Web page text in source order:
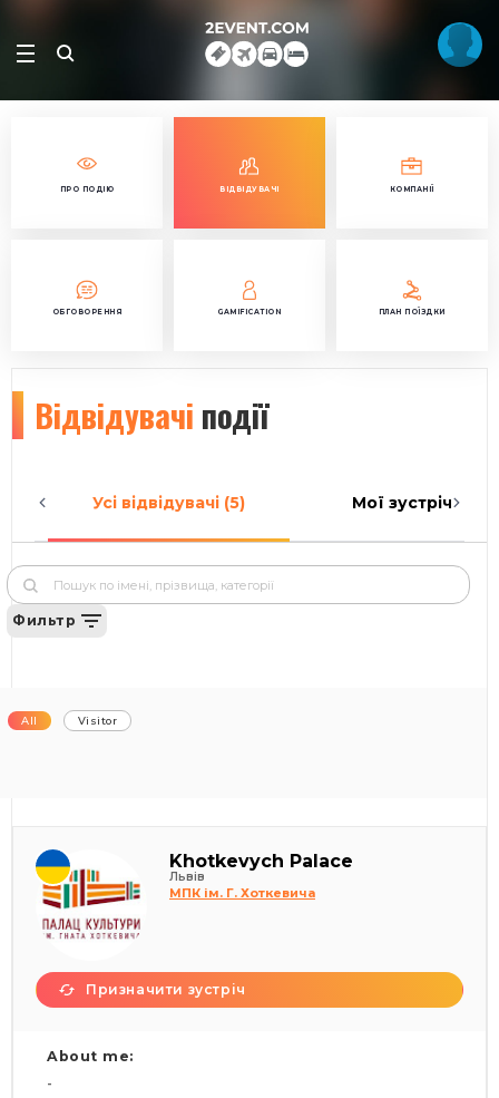
ПРО ПОДІЮ ВІДВІДУВАЧІ КОМПАНІЇ
ОБГОВОРЕННЯ GAMIFICATION ПЛАН ПОЇЗДКИ
Відвідувачі події
Усі відвідувачі (5) Мої зустрічі (0)
Фильтр
All Visitor
Khotkevych Palace
Львів
МПК ім. Г. Хоткевича
Призначити зустріч
About me:
-